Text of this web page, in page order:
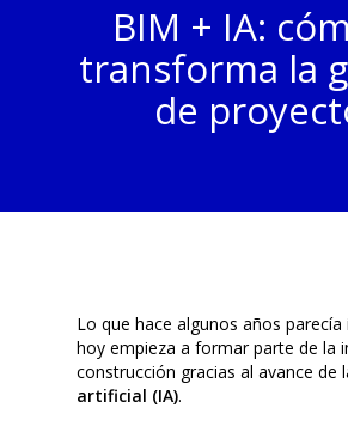
BIM + IA:
transforma la
de
Lo que hace algunos años parecía
hoy empieza a formar parte de la
construcción gracias al avance de
artificial (IA).